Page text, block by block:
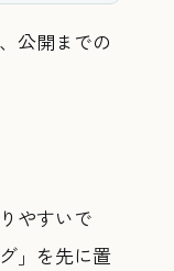
公開までの
やすいで
」を先に置